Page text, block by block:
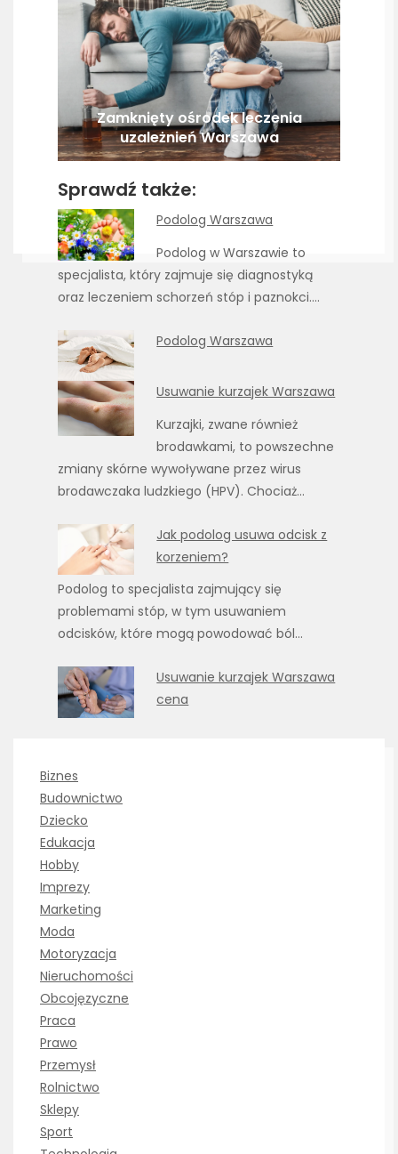
Zamknięty ośrodek leczenia
uzależnień Warszawa
Sprawdź także:
Podolog Warszawa
Podolog w Warszawie to
specjalista, który zajmuje się diagnostyką
oraz leczeniem schorzeń stóp i paznokci.…
Podolog Warszawa
Usuwanie kurzajek Warszawa
Kurzajki, zwane również
brodawkami, to powszechne
zmiany skórne wywoływane przez wirus
brodawczaka ludzkiego (HPV). Chociaż…
Jak podolog usuwa odcisk z
korzeniem?
Podolog to specjalista zajmujący się
problemami stóp, w tym usuwaniem
odcisków, które mogą powodować ból…
Usuwanie kurzajek Warszawa
cena
Biznes
Budownictwo
Dziecko
Edukacja
Hobby
Imprezy
Marketing
Moda
Motoryzacja
Nieruchomości
Obcojęzyczne
Praca
Prawo
Przemysł
Rolnictwo
Sklepy
Sport